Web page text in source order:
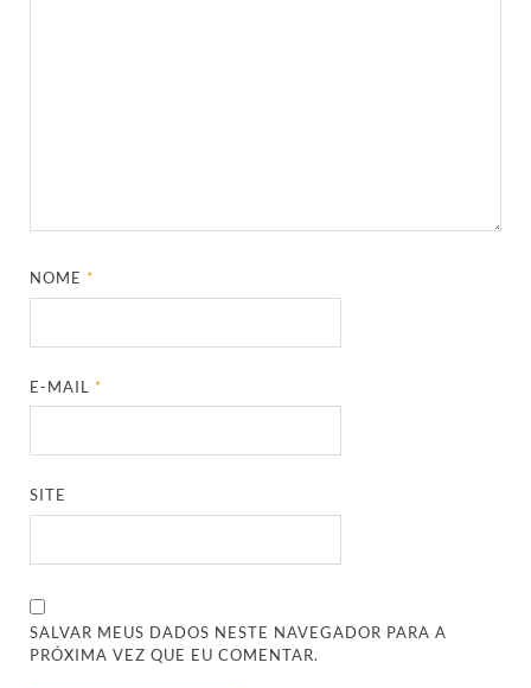
NOME*
E-MAIL*
SITE
SALVAR MEUS DADOS NESTE NAVEGADOR PARA A
PRÓXIMA VEZ QUE EU COMENTAR.